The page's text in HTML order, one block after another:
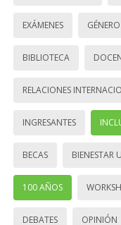
EXÁMENES GÉNERO
BIBLIOTECA
RELACIONES
INGRESANTES
BECAS BIENESTAR
100 AÑOS
DEBATES OPINIÓN